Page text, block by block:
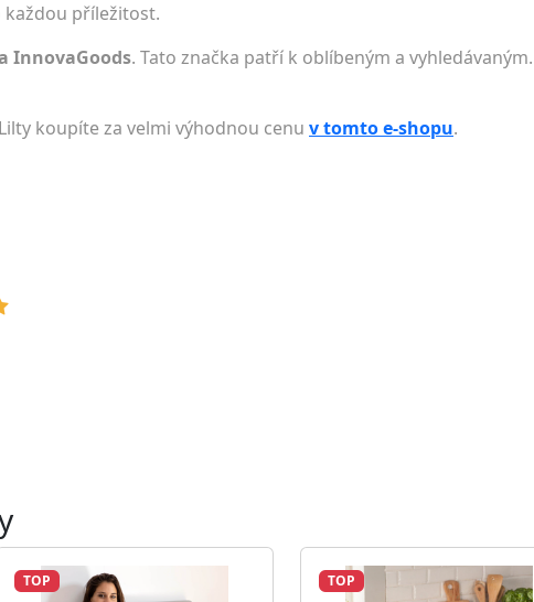
příležitost.
InnovaGoods. Tato značka patří k oblíbeným a
koupíte za velmi výhodnou cenu v tomto e-shopu.
TOP TOP